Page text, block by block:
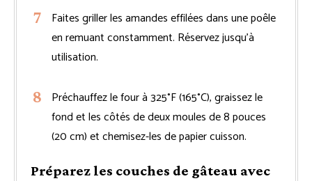
Faites griller les amandes effilées dans une poêle
en remuant constamment. Réservez jusqu’à
utilisation.
Préchauffez le four à 325°F (165°C), graissez le
fond et les côtés de deux moules de 8 pouces
(20 cm) et chemisez-les de papier cuisson.
Préparez les couches de gâteau avec